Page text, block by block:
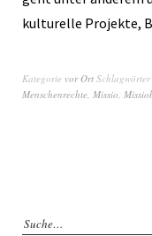
kulturelle Projekte,
Kategorie vor Ort Schlagwörter
Menschenrechte, Missio,